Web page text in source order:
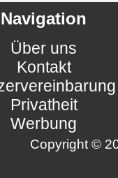
Navigation
Über uns
Kontakt
Privatheit
Werbung
Copyright ©